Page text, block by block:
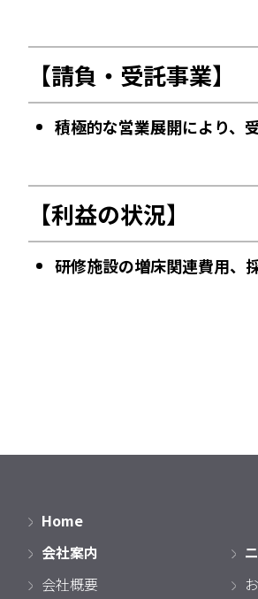
【請負・受託事業】
積極的な営業展開により、
【利益の状況】
研修施設の増床関連費用、
Home
会社案内
会社概要